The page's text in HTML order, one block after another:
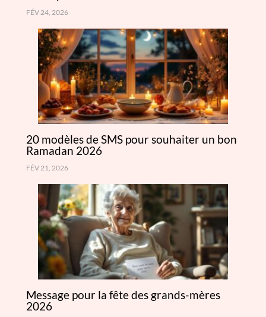
FÉV 24, 2026
20 modèles de SMS pour souhaiter un bon
Ramadan 2026
FÉV 21, 2026
Message pour la fête des grands-mères
2026